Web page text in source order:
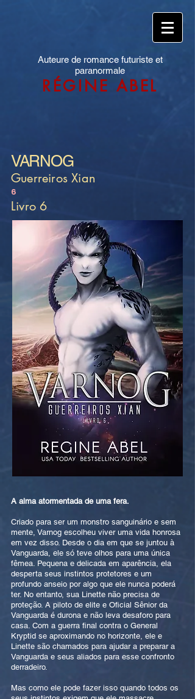
Auteure de romance futuriste et
paranormale
RÉGINE ABEL
VARNOG
Guerreiros Xian
6
Livro 6
A alma atormentada de uma fera.
Criado para ser um monstro sanguinário e sem
mente, Varnog escolheu viver uma vida honrosa
em vez disso. Desde o dia em que se juntou à
Vanguarda, ele só teve olhos para uma única
fêmea. Pequena e delicada em aparência, ela
desperta seus instintos protetores e um
profundo anseio por algo que ele nunca poderá
ter. No entanto, sua Linette não precisa de
proteção. A piloto de elite e Oficial Sênior da
Vanguarda é durona e não leva desaforo para
casa. Com a guerra final contra o General
Kryptid se aproximando no horizonte, ele e
Linette são chamados para ajudar a preparar a
Vanguarda e seus aliados para esse confronto
derradeiro.
Mas como ele pode fazer isso quando todos os